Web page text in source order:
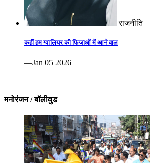
राजनीति
कहीं हम ग्वालियर की फिजाओं में आने वाल
—Jan 05 2026
मनोरंजन / बॉलीवुड